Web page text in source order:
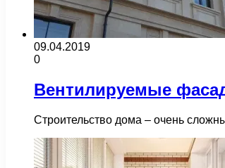
09.04.2019
0
Вентилируемые
Строительство дома – очень